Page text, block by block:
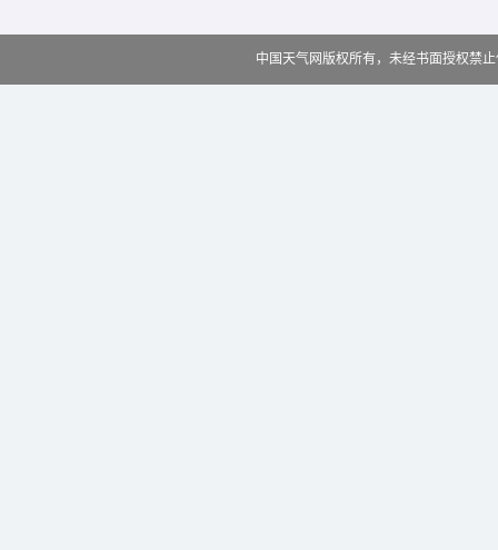
中国天气网版权所有，未经书面授权